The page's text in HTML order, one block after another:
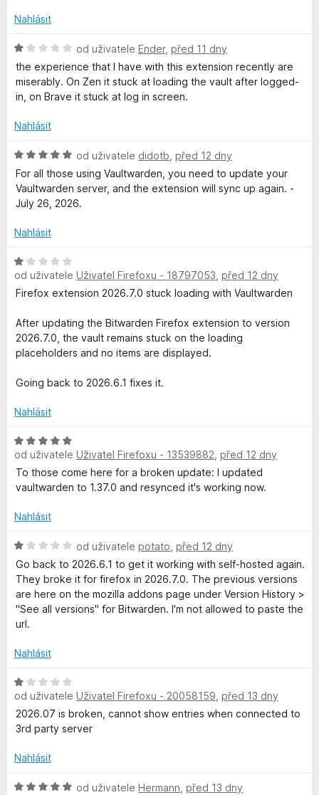
:
z
5
c
n
5
5
Nahlásit
H
o
d
n
c
n
:
5
od uživatele Ender, před 11 dny
the experience that I have with this extension recently are
miserably. On Zen it stuck at loading the vault after logged-
in, on Brave it stuck at log in screen.
Nahlásit
H
o
d
n
c
n
í
:
z
5
od uživatele didotb před 12 dny
For all those using Vaultwarden, you need to update your
Vaultwarden server, and the extension will sync up again. -
July 26, 2026.
Nahlásit
H
o
d
o
c
e
1
5
od uživatele Uživatel Firefoxu - 18797053 před 12 dny
Firefox extension 2026.7.0 stuck loading with Vaultwarden
After updating the Bitwarden Firefox extension to version
2026.7.0, the vault remains stuck on the loading
placeholders and no items are displayed.
Going back to 2026.6.1 fixes it.
Nahlásit
H
o
d
n
c
n
5
z
5
od uživatele Uživatel Firefoxu - 13539882 před 12 dny
To those come here for a broken update: I updated
vaultwarden to 1.37.0 and resynced it's working now.
Nahlásit
H
o
d
n
o
c
n
:
1
z
5
od uživatele potato před 12 dny
Go back to 2026.6.1 to get it working with self-hosted again.
They broke it for firefox in 2026.7.0. The previous versions
are here on the mozilla addons page under Version History >
"See all versions" for Bitwarden. I'm not allowed to paste the
url.
Nahlásit
H
o
d
n
c
n
od uživatele Uživatel Firefoxu - 20058159 před 13 dny
2026.07 is broken, cannot show entries when connected to
3rd party server
Nahlásit
H
od uživatele Hermann před 13 dny